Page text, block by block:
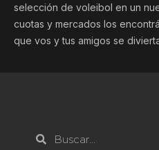
selección de voleibol en un
cuotas y mercados los
que vos y tus amigos se